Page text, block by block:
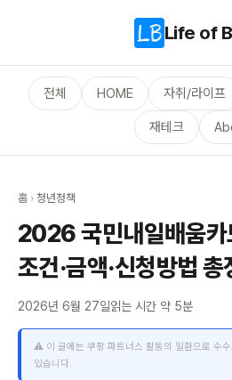
Life of
전체 HOME 자취/라이프
재테크
홈 › 청년정책
2026 국민내일배움
조건·금액·신청방법 총
2026년 6월 27일읽는 시간 약 5분
⚠️ 이 글에는 쿠팡 파트너스 활동의 일환으로 수
있습니다.